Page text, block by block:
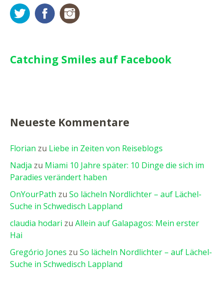
Twitter Facebook
Catching Smiles auf Facebook
Neueste Kommentare
Florian zu Liebe in Zeiten von Reiseblogs
Nadja zu Miami 10 Jahre später: 10 Dinge die sich im
Paradies verändert haben
OnYourPath zu So lächeln Nordlichter – auf Lächel-
Suche in Schwedisch Lappland
claudia hodari zu Allein auf Galapagos: Mein erster
Hai
Gregório Jones zu So lächeln Nordlichter – auf Lächel-
Suche in Schwedisch Lappland